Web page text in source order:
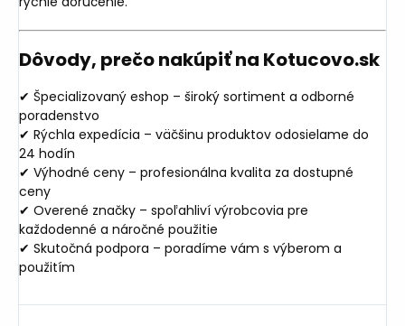
Dôvody, prečo nakúpiť na Kotucovo.sk
✔ Špecializovaný eshop – široký sortiment a odborné
poradenstvo
✔ Rýchla expedícia – väčšinu produktov odosielame do
24 hodín
✔ Výhodné ceny – profesionálna kvalita za dostupné
ceny
✔ Overené značky – spoľahliví výrobcovia pre
každodenné a náročné použitie
✔ Skutočná podpora – poradíme vám s výberom a
použitím